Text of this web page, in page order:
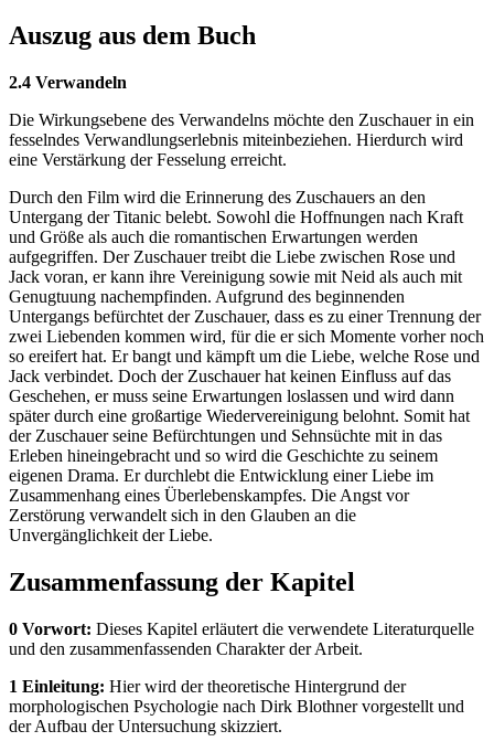
Auszug aus dem Buch
2.4 Verwandeln
Die Wirkungsebene des Verwandelns möchte den Zuschauer in ein
fesselndes Verwandlungserlebnis miteinbeziehen. Hierdurch wird
eine Verstärkung der Fesselung erreicht.
Durch den Film wird die Erinnerung des Zuschauers an den
Untergang der Titanic belebt. Sowohl die Hoffnungen nach Kraft
und Größe als auch die romantischen Erwartungen werden
aufgegriffen. Der Zuschauer treibt die Liebe zwischen Rose und
Jack voran, er kann ihre Vereinigung sowie mit Neid als auch mit
Genugtuung nachempfinden. Aufgrund des beginnenden
Untergangs befürchtet der Zuschauer, dass es zu einer Trennung der
zwei Liebenden kommen wird, für die er sich Momente vorher noch
so ereifert hat. Er bangt und kämpft um die Liebe, welche Rose und
Jack verbindet. Doch der Zuschauer hat keinen Einfluss auf das
Geschehen, er muss seine Erwartungen loslassen und wird dann
später durch eine großartige Wiedervereinigung belohnt. Somit hat
der Zuschauer seine Befürchtungen und Sehnsüchte mit in das
Erleben hineingebracht und so wird die Geschichte zu seinem
eigenen Drama. Er durchlebt die Entwicklung einer Liebe im
Zusammenhang eines Überlebenskampfes. Die Angst vor
Zerstörung verwandelt sich in den Glauben an die
Unvergänglichkeit der Liebe.
Zusammenfassung der Kapitel
0 Vorwort: Dieses Kapitel erläutert die verwendete Literaturquelle
und den zusammenfassenden Charakter der Arbeit.
1 Einleitung: Hier wird der theoretische Hintergrund der
morphologischen Psychologie nach Dirk Blothner vorgestellt und
der Aufbau der Untersuchung skizziert.